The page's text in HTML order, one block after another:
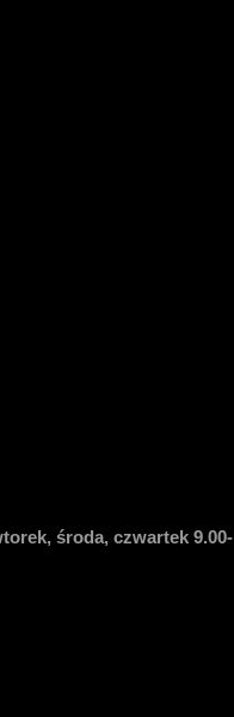
środa, czwartek 9.00-